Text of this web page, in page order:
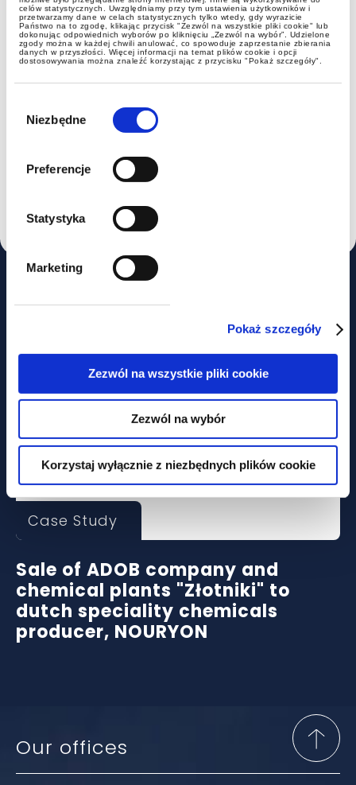
celów statystycznych. Uwzględniamy przy tym ustawienia użytkowników i
przetwarzamy dane w celach statystycznych tylko wtedy, gdy wyrazicie
Państwo na to zgodę, klikając przycisk "Zezwól na wszystkie pliki cookie" lub
dokonując odpowiednich wyborów po kliknięciu „Zezwól na wybór”. Udzielone
zgody można w każdej chwili anulować, co spowoduje zaprzestanie zbierania
danych w przyszłości. Więcej informacji na temat plików cookie i opcji
dostosowywania można znaleźć korzystając z przycisku "Pokaż szczegóły".
zgody
Niezbędne
Preferencje
Statystyka
Marketing
Pokaż szczegóły
Zezwól na wszystkie pliki cookie
Zezwól na wybór
Korzystaj wyłącznie z niezbędnych plików cookie
individual awards
Case Study
Sale of ADOB company and
chemical plants "Złotniki" to
dutch speciality chemicals
producer, NOURYON
Our offices